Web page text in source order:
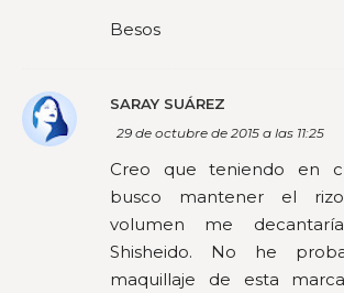
Besos
SARAY SUÁREZ
29 de octubre de 2015 a las 11:25
Creo que teniendo en
busco mantener el
volumen me
Shisheido. No he
maquillaje de esta